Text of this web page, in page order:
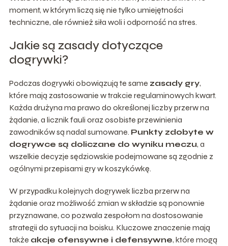
moment, w którym liczą się nie tylko umiejętności
techniczne, ale również siła woli i odporność na stres.
Jakie są zasady dotyczące
dogrywki?
Podczas dogrywki obowiązują te same zasady gry,
które mają zastosowanie w trakcie regulaminowych kwart.
Każda drużyna ma prawo do określonej liczby przerw na
żądanie, a licznik fauli oraz osobiste przewinienia
zawodników są nadal sumowane. Punkty zdobyte w
dogrywce są doliczane do wyniku meczu, a
wszelkie decyzje sędziowskie podejmowane są zgodnie z
ogólnymi przepisami gry w koszykówkę.
W przypadku kolejnych dogrywek liczba przerw na
żądanie oraz możliwość zmian w składzie są ponownie
przyznawane, co pozwala zespołom na dostosowanie
strategii do sytuacji na boisku. Kluczowe znaczenie mają
także akcje ofensywne i defensywne, które mogą